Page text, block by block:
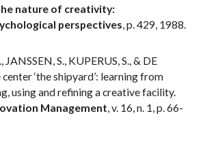
nature of creativity:
perspectives, p. 429, 1988.
S., KUPERUS, S., & DE
center ‘the shipyard’: learning from
using and refining a creative facility.
Management, v. 16, n. 1, p. 66-